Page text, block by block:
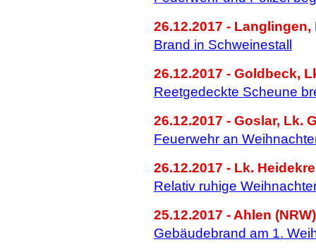
26.12.2017 - Langlingen,
Brand in Schweinestall
26.12.2017 - Goldbeck,
Reetgedeckte Scheune
26.12.2017 - Goslar, Lk.
Feuerwehr an
26.12.2017 - Lk.
Relativ ruhige
25.12.2017 - Ahlen
Gebäudebrand am 1.